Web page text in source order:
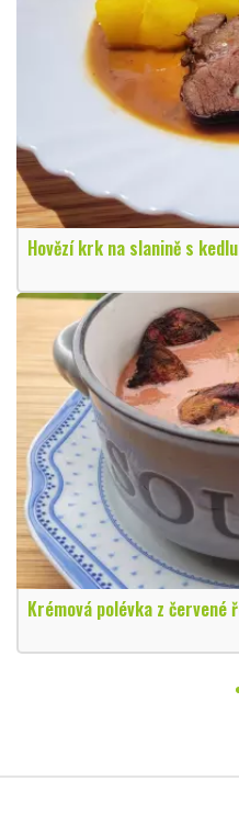
Hovězí krk na slanině s
Krémová polévka z červené